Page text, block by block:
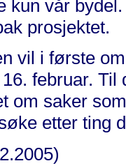
kun vår
prosjektet.
vil i første
februar. Til
om saker
etter ting